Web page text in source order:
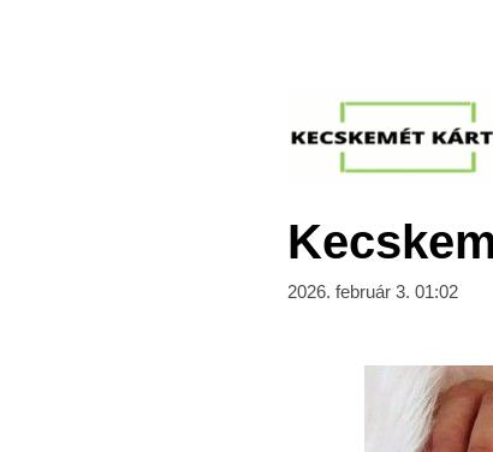
2026. február 3. 01:02